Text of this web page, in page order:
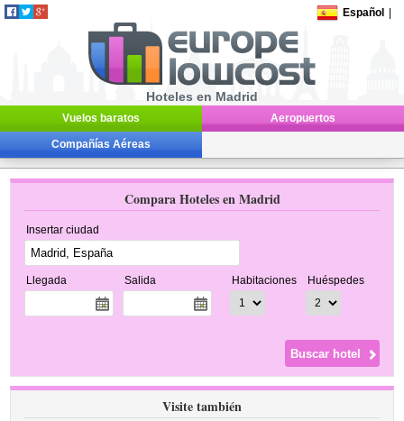
Español
Hoteles en Madrid
Vuelos baratos Aeropuertos
Compañías Aéreas
Compara Hoteles en Madrid
Insertar ciudad
Llegada Salida Habitaciones Huéspedes
Visite también